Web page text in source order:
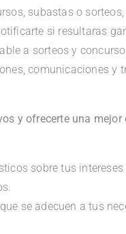
subastas o
si resultaras
a sorteos y
comunicaciones y
y ofrecerte una mejor
sobre tus
se adecuen a tus